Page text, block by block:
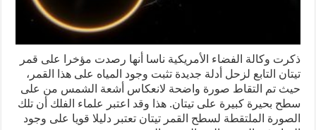
ذكرت وكالة الفضاء الأمريكية ناسا أنها رصدت مؤخرا على قمر
تيتان التابع لزحل أدلة جديدة تثبت وجود المياه على هذا القمر،
حيث تم التقاط صورة واضحة لانعكاس أشعة الشمس من على
سطح بحيرة كبيرة على تيتان. هذا وقد اعتبر علماء الفلك أن تلك
الصورة الملتقطة لسطح القمر تيتان تعتبر دليلا قويا على وجود